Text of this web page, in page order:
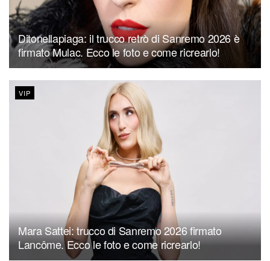
Ditonellapiaga: il trucco retrò di Sanremo 2026 è
firmato Mulac. Ecco le foto e come ricrearlo!
VIP
Mara Sattei: trucco di Sanremo 2026 firmato
Lancôme. Ecco le foto e come ricrearlo!